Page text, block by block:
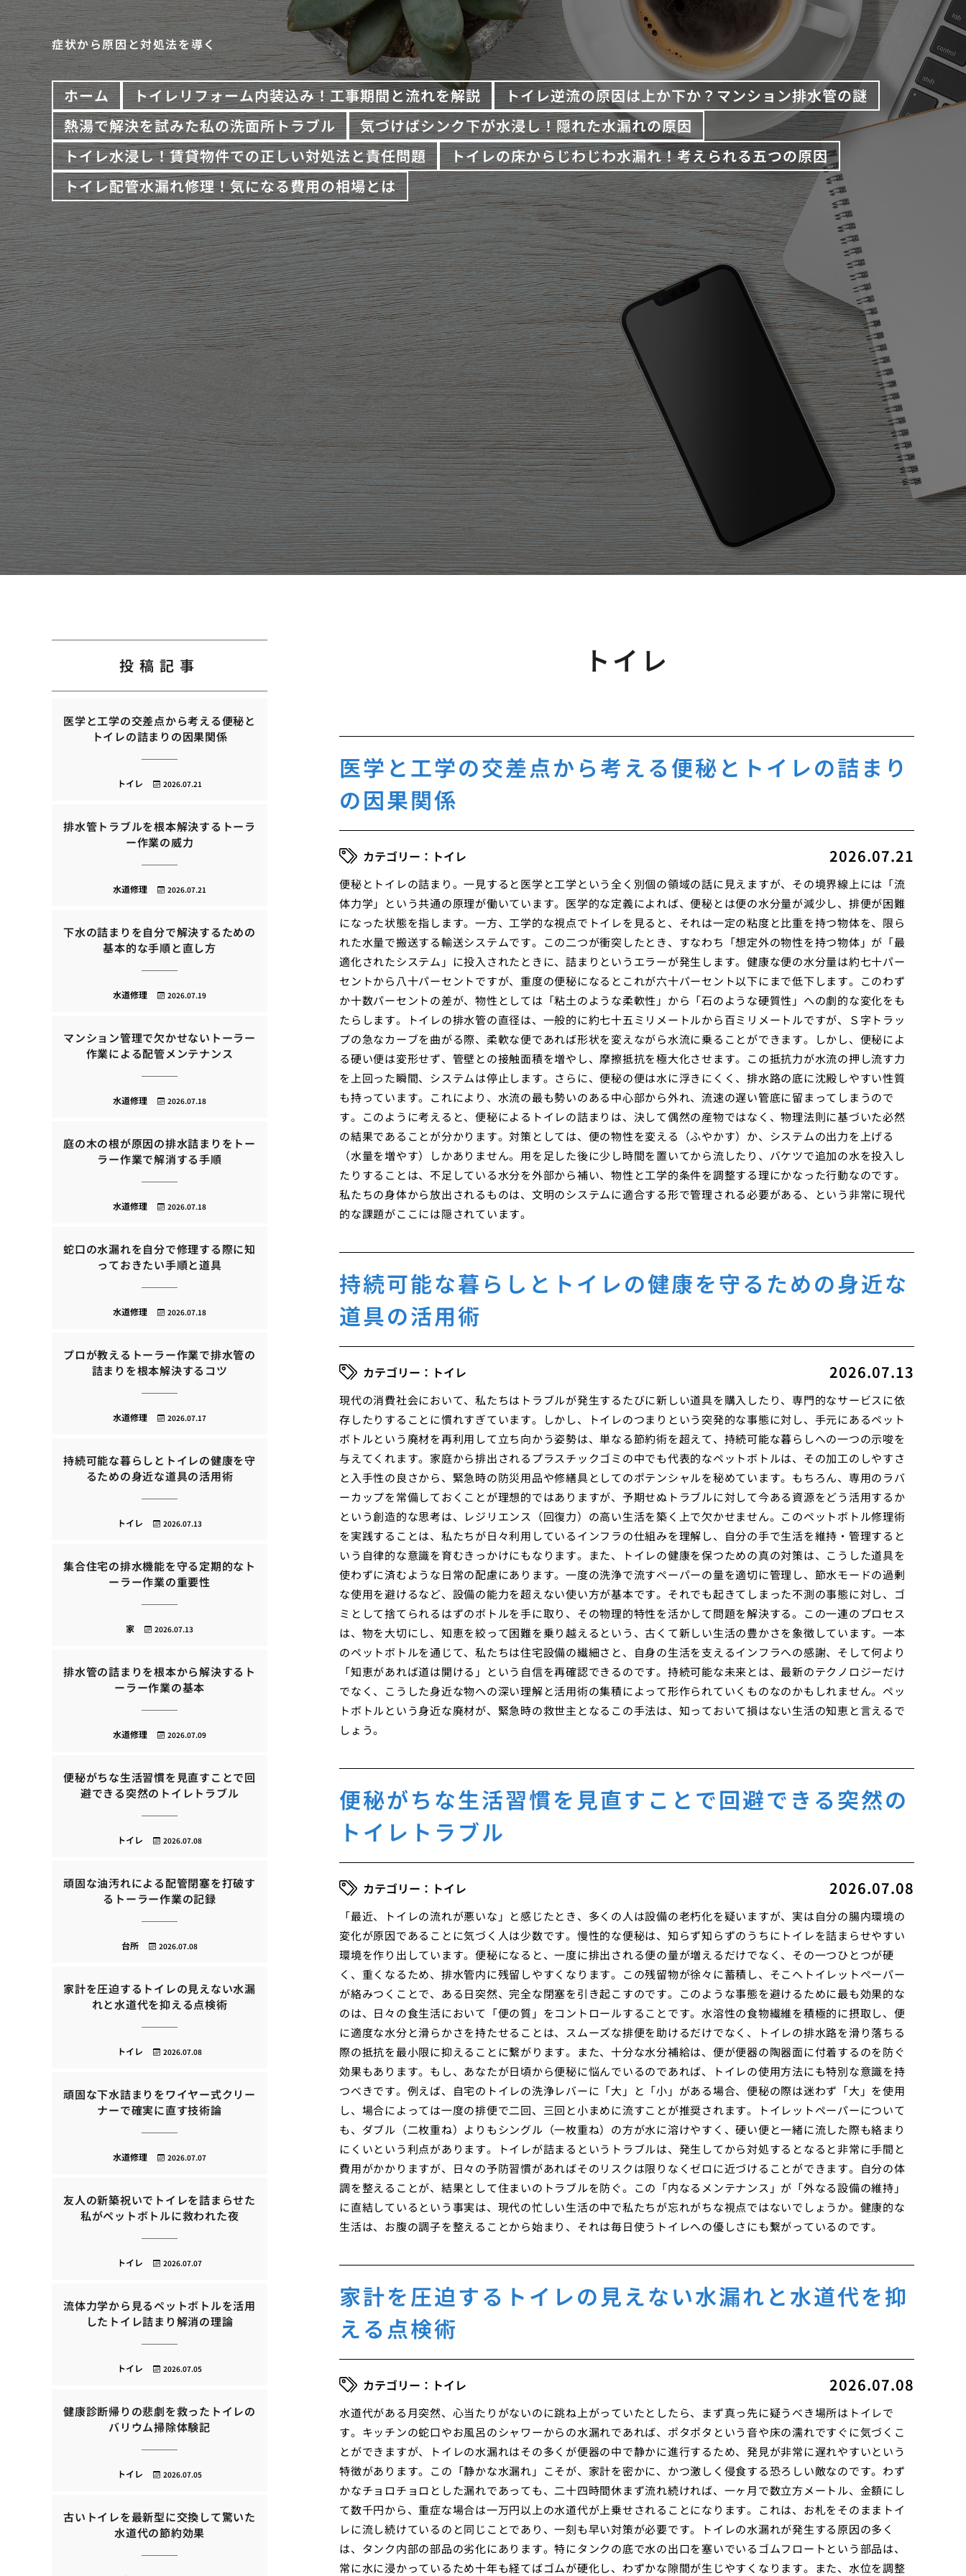
症状から原因と対処法を導く
ホーム トイレリフォーム内装込み！工事期間と流れを解説
トイレ逆流の原因は上か下か？マンション排水管の謎
熱湯で解決を試みた私の洗面所トラブル
気づけばシンク下が水浸し！隠れた水漏れの原因
トイレ水浸し！賃貸物件での正しい対処法と責任問題
トイレの床からじわじわ水漏れ！考えられる五つの原因
トイレ配管水漏れ修理！気になる費用の相場とは
トイレ
医学と工学の交差点から考える便秘とトイレの詰まり
の因果関係
2026.07.21
トイレ
便秘とトイレの詰まり。一見すると医学と工学という全く別個の領域の話に見えますが、その境界線上には「流
体力学」という共通の原理が働いています。医学的な定義によれば、便秘とは便の水分量が減少し、排便が困難
になった状態を指します。一方、工学的な視点でトイレを見ると、それは一定の粘度と比重を持つ物体を、限ら
れた水量で搬送する輸送システムです。この二つが衝突したとき、すなわち「想定外の物性を持つ物体」が「最
適化されたシステム」に投入されたときに、詰まりというエラーが発生します。健康な便の水分量は約七十パー
セントから八十パーセントですが、重度の便秘になるとこれが六十パーセント以下にまで低下します。このわず
か十数パーセントの差が、物性としては「粘土のような柔軟性」から「石のような硬質性」への劇的な変化をも
たらします。トイレの排水管の直径は、一般的に約七十五ミリメートルから百ミリメートルですが、Ｓ字トラッ
プの急なカーブを曲がる際、柔軟な便であれば形状を変えながら水流に乗ることができます。しかし、便秘によ
る硬い便は変形せず、管壁との接触面積を増やし、摩擦抵抗を極大化させます。この抵抗力が水流の押し流す力
を上回った瞬間、システムは停止します。さらに、便秘の便は水に浮きにくく、排水路の底に沈殿しやすい性質
も持っています。これにより、水流の最も勢いのある中心部から外れ、流速の遅い管底に留まってしまうので
す。このように考えると、便秘によるトイレの詰まりは、決して偶然の産物ではなく、物理法則に基づいた必然
の結果であることが分かります。対策としては、便の物性を変える（ふやかす）か、システムの出力を上げる
（水量を増やす）しかありません。用を足した後に少し時間を置いてから流したり、バケツで追加の水を投入し
たりすることは、不足している水分を外部から補い、物性と工学的条件を調整する理にかなった行動なのです。
私たちの身体から放出されるものは、文明のシステムに適合する形で管理される必要がある、という非常に現代
的な課題がここには隠されています。
持続可能な暮らしとトイレの健康を守るための身近な
道具の活用術
2026.07.13
トイレ
現代の消費社会において、私たちはトラブルが発生するたびに新しい道具を購入したり、専門的なサービスに依
存したりすることに慣れすぎています。しかし、トイレのつまりという突発的な事態に対し、手元にあるペット
ボトルという廃材を再利用して立ち向かう姿勢は、単なる節約術を超えて、持続可能な暮らしへの一つの示唆を
与えてくれます。家庭から排出されるプラスチックゴミの中でも代表的なペットボトルは、その加工のしやすさ
と入手性の良さから、緊急時の防災用品や修繕具としてのポテンシャルを秘めています。もちろん、専用のラバ
ーカップを常備しておくことが理想的ではありますが、予期せぬトラブルに対して今ある資源をどう活用するか
という創造的な思考は、レジリエンス（回復力）の高い生活を築く上で欠かせません。このペットボトル修理術
を実践することは、私たちが日々利用しているインフラの仕組みを理解し、自分の手で生活を維持・管理すると
いう自律的な意識を育むきっかけにもなります。また、トイレの健康を保つための真の対策は、こうした道具を
使わずに済むような日常の配慮にあります。一度の洗浄で流すペーパーの量を適切に管理し、節水モードの過剰
な使用を避けるなど、設備の能力を超えない使い方が基本です。それでも起きてしまった不測の事態に対し、ゴ
ミとして捨てられるはずのボトルを手に取り、その物理的特性を活かして問題を解決する。この一連のプロセス
は、物を大切にし、知恵を絞って困難を乗り越えるという、古くて新しい生活の豊かさを象徴しています。一本
のペットボトルを通じて、私たちは住宅設備の繊細さと、自身の生活を支えるインフラへの感謝、そして何より
「知恵があれば道は開ける」という自信を再確認できるのです。持続可能な未来とは、最新のテクノロジーだけ
でなく、こうした身近な物への深い理解と活用術の集積によって形作られていくものなのかもしれません。ペッ
トボトルという身近な廃材が、緊急時の救世主となるこの手法は、知っておいて損はない生活の知恵と言えるで
しょう。
便秘がちな生活習慣を見直すことで回避できる突然の
トイレトラブル
2026.07.08
トイレ
「最近、トイレの流れが悪いな」と感じたとき、多くの人は設備の老朽化を疑いますが、実は自分の腸内環境の
変化が原因であることに気づく人は少数です。慢性的な便秘は、知らず知らずのうちにトイレを詰まらせやすい
環境を作り出しています。便秘になると、一度に排出される便の量が増えるだけでなく、その一つひとつが硬
く、重くなるため、排水管内に残留しやすくなります。この残留物が徐々に蓄積し、そこへトイレットペーパー
が絡みつくことで、ある日突然、完全な閉塞を引き起こすのです。このような事態を避けるために最も効果的な
のは、日々の食生活において「便の質」をコントロールすることです。水溶性の食物繊維を積極的に摂取し、便
に適度な水分と滑らかさを持たせることは、スムーズな排便を助けるだけでなく、トイレの排水路を滑り落ちる
際の抵抗を最小限に抑えることに繋がります。また、十分な水分補給は、便が便器の陶器面に付着するのを防ぐ
効果もあります。もし、あなたが日頃から便秘に悩んでいるのであれば、トイレの使用方法にも特別な意識を持
つべきです。例えば、自宅のトイレの洗浄レバーに「大」と「小」がある場合、便秘の際は迷わず「大」を使用
し、場合によっては一度の排便で二回、三回と小まめに流すことが推奨されます。トイレットペーパーについて
も、ダブル（二枚重ね）よりもシングル（一枚重ね）の方が水に溶けやすく、硬い便と一緒に流した際も絡まり
にくいという利点があります。トイレが詰まるというトラブルは、発生してから対処するとなると非常に手間と
費用がかかりますが、日々の予防習慣があればそのリスクは限りなくゼロに近づけることができます。自分の体
調を整えることが、結果として住まいのトラブルを防ぐ。この「内なるメンテナンス」が「外なる設備の維持」
に直結しているという事実は、現代の忙しい生活の中で私たちが忘れがちな視点ではないでしょうか。健康的な
生活は、お腹の調子を整えることから始まり、それは毎日使うトイレへの優しさにも繋がっているのです。
家計を圧迫するトイレの見えない水漏れと水道代を抑
える点検術
2026.07.08
トイレ
水道代がある月突然、心当たりがないのに跳ね上がっていたとしたら、まず真っ先に疑うべき場所はトイレで
す。キッチンの蛇口やお風呂のシャワーからの水漏れであれば、ポタポタという音や床の濡れですぐに気づくこ
とができますが、トイレの水漏れはその多くが便器の中で静かに進行するため、発見が非常に遅れやすいという
特徴があります。この「静かな水漏れ」こそが、家計を密かに、かつ激しく侵食する恐ろしい敵なのです。わず
かなチョロチョロとした漏れであっても、二十四時間休まず流れ続ければ、一ヶ月で数立方メートル、金額にし
て数千円から、重症な場合は一万円以上の水道代が上乗せされることになります。これは、お札をそのままトイ
レに流し続けているのと同じことであり、一刻も早い対策が必要です。トイレの水漏れが発生する原因の多く
は、タンク内部の部品の劣化にあります。特にタンクの底で水の出口を塞いでいるゴムフロートという部品は、
常に水に浸かっているため十年も経てばゴムが硬化し、わずかな隙間が生じやすくなります。また、水位を調整
投稿記事
医学と工学の交差点から考える便秘と
トイレの詰まりの因果関係
2026.07.21
トイレ
排水管トラブルを根本解決するトーラ
ー作業の威力
2026.07.21
水道修理
下水の詰まりを自分で解決するための
基本的な手順と直し方
2026.07.19
水道修理
マンション管理で欠かせないトーラー
作業による配管メンテナンス
2026.07.18
水道修理
庭の木の根が原因の排水詰まりをトー
ラー作業で解消する手順
2026.07.18
水道修理
蛇口の水漏れを自分で修理する際に知
っておきたい手順と道具
2026.07.18
水道修理
プロが教えるトーラー作業で排水管の
詰まりを根本解決するコツ
2026.07.17
水道修理
持続可能な暮らしとトイレの健康を守
るための身近な道具の活用術
2026.07.13
トイレ
集合住宅の排水機能を守る定期的なト
ーラー作業の重要性
2026.07.13
家
排水管の詰まりを根本から解決するト
ーラー作業の基本
2026.07.09
水道修理
便秘がちな生活習慣を見直すことで回
避できる突然のトイレトラブル
2026.07.08
トイレ
頑固な油汚れによる配管閉塞を打破す
るトーラー作業の記録
2026.07.08
台所
家計を圧迫するトイレの見えない水漏
れと水道代を抑える点検術
2026.07.08
トイレ
頑固な下水詰まりをワイヤー式クリー
ナーで確実に直す技術論
2026.07.07
水道修理
友人の新築祝いでトイレを詰まらせた
私がペットボトルに救われた夜
2026.07.07
トイレ
流体力学から見るペットボトルを活用
したトイレ詰まり解消の理論
2026.07.05
トイレ
健康診断帰りの悲劇を救ったトイレの
バリウム掃除体験記
2026.07.05
トイレ
古いトイレを最新型に交換して驚いた
水道代の節約効果